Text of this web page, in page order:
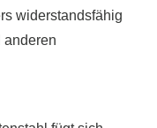
widerstandsfähig
anderen